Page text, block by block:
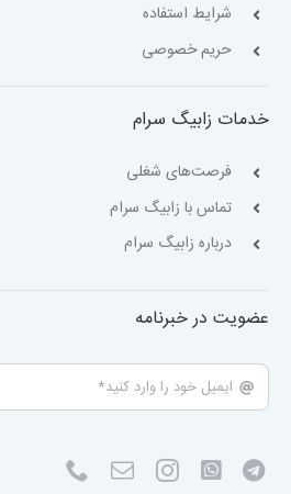
شرایط استفاده
حریم خصوصی
خدمات زابیگ سرام
فرصت‌های شغلی
تماس با زابیگ سرام
درباره زابیگ سرام
عضویت در خبرنامه